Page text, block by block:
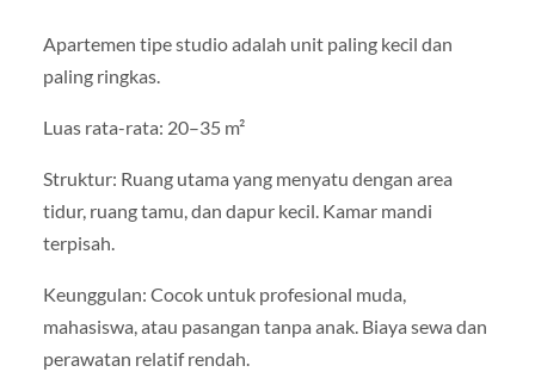
Apartemen tipe studio adalah unit paling kecil dan
paling ringkas.
Luas rata-rata: 20–35 m²
Struktur: Ruang utama yang menyatu dengan area
tidur, ruang tamu, dan dapur kecil. Kamar mandi
terpisah.
Keunggulan: Cocok untuk profesional muda,
mahasiswa, atau pasangan tanpa anak. Biaya sewa dan
perawatan relatif rendah.